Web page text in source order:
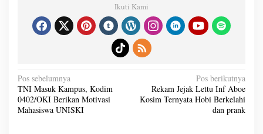
Ikuti Kami
N
a
v
i
g
a
Pos sebelumnya
TNI Masuk Kampus, Kodim
0402/OKI Berikan Motivasi
Mahasiswa UNISKI
Pos berikutnya
Rekam Jejak Lettu Inf Aboe
Kosim Ternyata Hobi Berkelahi
dan prank